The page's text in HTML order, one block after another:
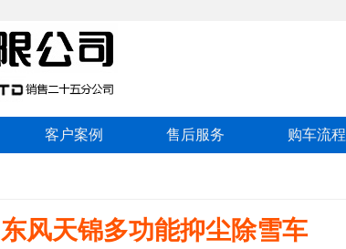
客户案例 售后服务 购车流程
东风天锦多功能抑尘除雪车